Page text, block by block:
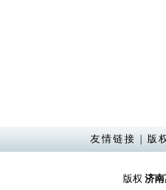
友情链接 版
版权 济